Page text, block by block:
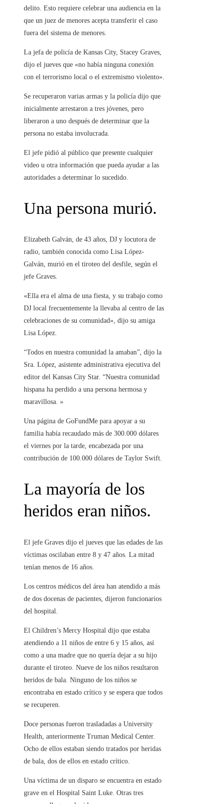
delito. Esto requiere celebrar una audiencia en la
que un juez de menores acepta transferir el caso
fuera del sistema de menores.
La jefa de policía de Kansas City, Stacey Graves,
dijo el jueves que «no había ninguna conexión
con el terrorismo local o el extremismo violento».
Se recuperaron varias armas y la policía dijo que
inicialmente arrestaron a tres jóvenes, pero
liberaron a uno después de determinar que la
persona no estaba involucrada.
El jefe pidió al público que presente cualquier
video u otra información que pueda ayudar a las
autoridades a determinar lo sucedido.
Una persona murió.
Elizabeth Galván, de 43 años, DJ y locutora de
radio, también conocida como Lisa López-
Galván, murió en el tiroteo del desfile, según el
jefe Graves.
«Ella era el alma de una fiesta, y su trabajo como
DJ local frecuentemente la llevaba al centro de las
celebraciones de su comunidad», dijo su amiga
Lisa López.
“Todos en nuestra comunidad la amaban”, dijo la
Sra. López, asistente administrativa ejecutiva del
editor del Kansas City Star. “Nuestra comunidad
hispana ha perdido a una persona hermosa y
maravillosa. »
Una página de GoFundMe para apoyar a su
familia había recaudado más de 300.000 dólares
el viernes por la tarde, encabezada por una
contribución de 100.000 dólares de Taylor Swift.
La mayoría de los
heridos eran niños.
El jefe Graves dijo el jueves que las edades de las
víctimas oscilaban entre 8 y 47 años. La mitad
tenían menos de 16 años.
Los centros médicos del área han atendido a más
de dos docenas de pacientes, dijeron funcionarios
del hospital.
El Children’s Mercy Hospital dijo que estaba
atendiendo a 11 niños de entre 6 y 15 años, así
como a una madre que no quería dejar a su hijo
durante el tiroteo. Nueve de los niños resultaron
heridos de bala. Ninguno de los niños se
encontraba en estado crítico y se espera que todos
se recuperen.
Doce personas fueron trasladadas a University
Health, anteriormente Truman Medical Center.
Ocho de ellos estaban siendo tratados por heridas
de bala, dos de ellos en estado crítico.
Una víctima de un disparo se encuentra en estado
grave en el Hospital Saint Luke. Otras tres